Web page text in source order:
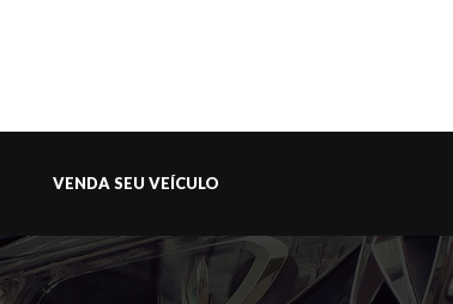
VENDA SEU VEÍCULO